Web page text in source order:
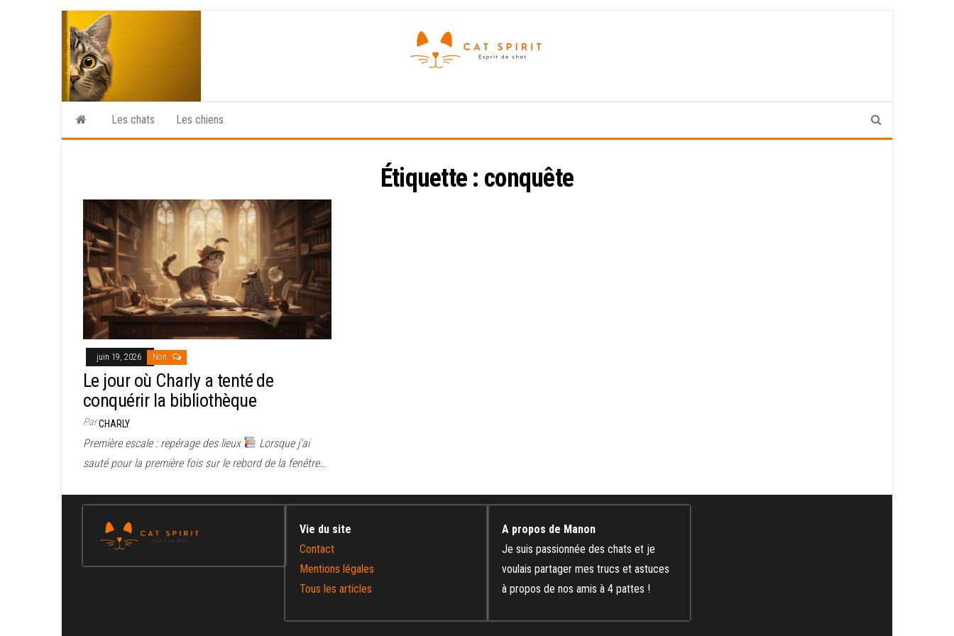
to
the
content
chat
Les chats Les chiens
Étiquette : conquête
juin 19, 2026 Non
Le jour où Charly a tenté de
conquérir la bibliothèque
ParCHARLY
Première escale : repérage des lieux
Lorsque j’ai
sauté pour la première fois sur le rebord de la fenêtre…
Vie du site
Contact
Mentions légales
Tous les articles
A propos de Manon
Je suis passionnée des chats et je
voulais partager mes trucs et astuces
à propos de nos amis à 4 pattes !